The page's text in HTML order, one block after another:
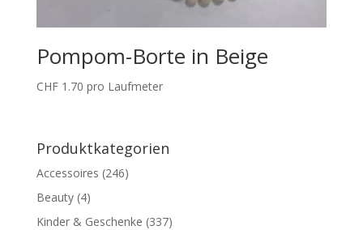
Pompom-Borte in Beige
CHF1.70 pro Laufmeter
Produktkategorien
Accessoires (246)
Beauty (4)
Kinder & Geschenke (337)